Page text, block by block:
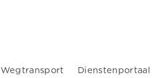
Wegtransport Dienstenportaal